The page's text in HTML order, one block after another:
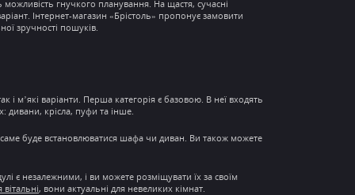
гнучкого планування. На щастя, сучасні
Інтернет-магазин «Брістоль» пропонує замовити
зручності пошуків.
і м’які варіанти. Перша категорія є базовою. В неї входять
дивани, крісла, пуфи та інше.
буде встановлюватися шафа чи диван. Ви також можете
є незалежними, і ви можете розміщувати їх за своїм
вітальні, вони актуальні для невеликих кімнат.